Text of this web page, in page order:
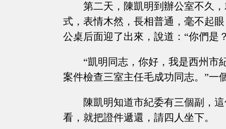
第二天，陳凱明到辦公室不久
式，表情木然，長相普通，毫不起
公桌后面迎了出來，說道：“你們是
“凱明同志，你好，我是西州市
案件檢查三室主任毛成功同志。”一
陳凱明知道市紀委有三個副，
看，就把證件遞還，請四人坐下。